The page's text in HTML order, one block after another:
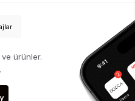
ürünler.